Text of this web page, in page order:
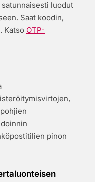
satunnaisesti luodut
Saat koodin,
Katso OTP-
pinon